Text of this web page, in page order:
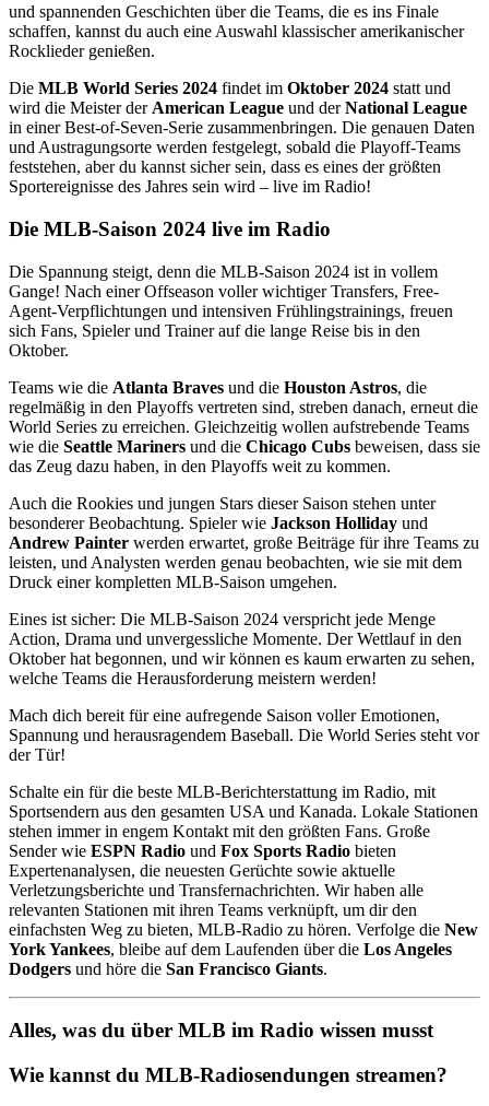
und spannenden Geschichten über die Teams, die es ins Finale
schaffen, kannst du auch eine Auswahl klassischer amerikanischer
Rocklieder genießen.
Die MLB World Series 2024 findet im Oktober 2024 statt und
wird die Meister der American League und derNational League
in einer Best-of-Seven-Serie zusammenbringen. Die genauen Daten
und Austragungsorte werden festgelegt, sobald die Playoff-Teams
feststehen, aber du kannst sicher sein, dass es eines der größten
Sportereignisse des Jahres sein wird – live im Radio!
Die MLB-Saison 2024 live im Radio
Die Spannung steigt, denn die MLB-Saison 2024 ist in vollem
Gange! Nach einer Offseason voller wichtiger Transfers, Free-
Agent-Verpflichtungen und intensiven Frühlingstrainings, freuen
sich Fans, Spieler und Trainer auf die lange Reise bis in den
Oktober.
Teams wie die Atlanta Braves und die Houston Astros, die
regelmäßig in den Playoffs vertreten sind, streben danach, erneut die
World Series zu erreichen. Gleichzeitig wollen aufstrebende Teams
wie die Seattle Mariners und die Chicago Cubs beweisen, dass sie
das Zeug dazu haben, in den Playoffs weit zu kommen.
Auch die Rookies und jungen Stars dieser Saison stehen unter
besonderer Beobachtung. Spieler wie Jackson Holliday und
Andrew Painter werden erwartet, große Beiträge für ihre Teams zu
leisten, und Analysten werden genau beobachten, wie sie mit dem
Druck einer kompletten MLB-Saison umgehen.
Eines ist sicher: Die MLB-Saison 2024 verspricht jede Menge
Action, Drama und unvergessliche Momente. Der Wettlauf in den
Oktober hat begonnen, und wir können es kaum erwarten zu sehen,
welche Teams die Herausforderung meistern werden!
Mach dich bereit für eine aufregende Saison voller Emotionen,
Spannung und herausragendem Baseball. Die World Series steht vor
der Tür!
Schalte ein für die beste MLB-Berichterstattung im Radio, mit
Sportsendern aus den gesamten USA und Kanada. Lokale Stationen
stehen immer in engem Kontakt mit den größten Fans. Große
Sender wie ESPN Radio und Fox Sports Radio bieten
Expertenanalysen, die neuesten Gerüchte sowie aktuelle
Verletzungsberichte und Transfernachrichten. Wir haben alle
relevanten Stationen mit ihren Teams verknüpft, um dir den
einfachsten Weg zu bieten, MLB-Radio zu hören. Verfolge die New
York Yankees, bleibe auf dem Laufenden über die Los Angeles
Dodgers und höre die San Francisco Giants.
Alles, was du über MLB im Radio wissen musst
Wie kannst du MLB-Radiosendungen streamen?